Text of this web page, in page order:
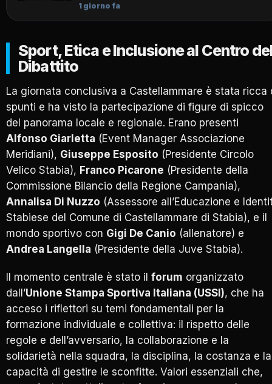
1 giorno fa
Sport, Etica e Inclusione al Centro
Dibattito
La giornata conclusiva a Castellammare è stata ricca
spunti e ha visto la partecipazione di figure di spicco
del panorama locale e regionale. Erano presenti
Alfonso Giarletta (Event Manager Associazione
Meridiani), Giuseppe Esposito (Presidente Circolo
Velico Stabia), Franco Picarone (Presidente della
Commissione Bilancio della Regione Campania),
Annalisa Di Nuzzo (Assessore all’Educazione e
Stabiese del Comune di Castellammare di Stabia), e il
mondo sportivo con Gigi De Canio (allenatore) e
Andrea Langella (Presidente della Juve Stabia).
Il momento centrale è stato il forum organizzato
dall’Unione Stampa Sportiva Italiana (USSI), che ha
acceso i riflettori su temi fondamentali per la
formazione individuale e collettiva: il rispetto delle
regole e dell’avversario, la collaborazione e la
solidarietà nella squadra, la disciplina, la costanza e la
capacità di gestire le sconfitte. Valori essenziali che,